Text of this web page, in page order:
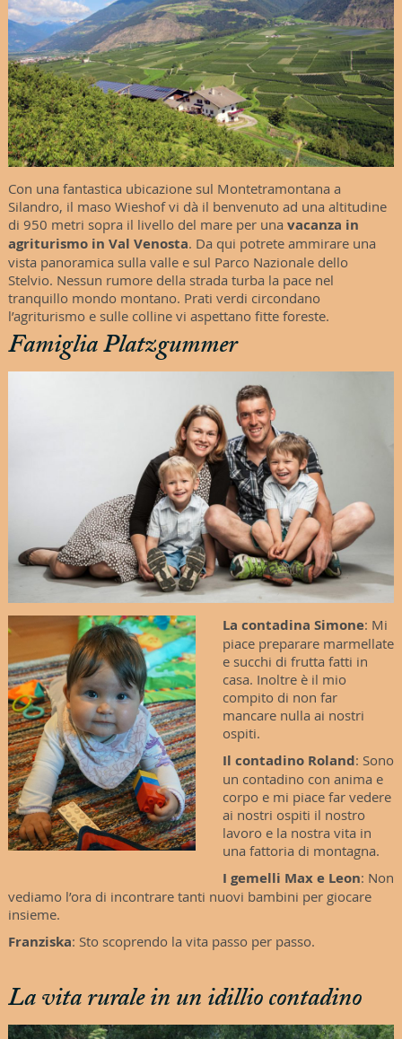
Con una fantastica ubicazione sul Montetramontana a
Silandro, il maso Wieshof vi dà il benvenuto ad una altitudine
di 950 metri sopra il livello del mare per una vacanza in
agriturismo in Val Venosta. Da qui potrete ammirare una
vista panoramica sulla valle e sul Parco Nazionale dello
Stelvio. Nessun rumore della strada turba la pace nel
tranquillo mondo montano. Prati verdi circondano
l’agriturismo e sulle colline vi aspettano fitte foreste.
Famiglia Platzgummer
La contadina Simone: Mi
piace preparare marmellate
e succhi di frutta fatti in
casa. Inoltre è il mio
compito di non far
mancare nulla ai nostri
ospiti.
Il contadino Roland: Sono
un contadino con anima e
corpo e mi piace far vedere
ai nostri ospiti il nostro
lavoro e la nostra vita in
una fattoria di montagna.
I gemelli Max e Leon: Non
vediamo l’ora di incontrare tanti nuovi bambini per giocare
insieme.
Franziska: Sto scoprendo la vita passo per passo.
La vita rurale in un idillio contadino